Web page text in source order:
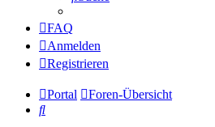
FAQ
Anmelden
Registrieren
Portal
Foren-Übersicht
Suche